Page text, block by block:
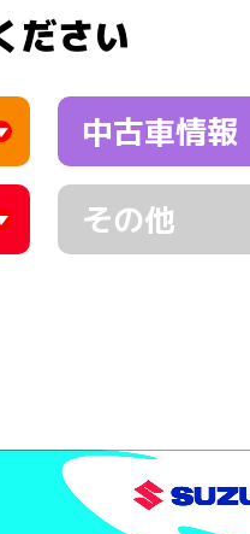
ださい
中古車情報
その他